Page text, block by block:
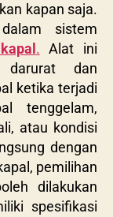
kapan saja.
sistem
. Alat ini
darurat dan
ketika terjadi
tenggelam,
atau kondisi
dengan
pemilihan
dilakukan
spesifikasi